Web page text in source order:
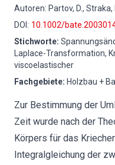
Autoren: Partov, D., Straka,
DOI : 10.1002/
Stichworte:
Laplace-Transformation,
viscoelastischer
Fachgebiete: Holzbau +
Zur Bestimmung der
Zeit wurde nach der
Körpers für das
Integralgleichung der